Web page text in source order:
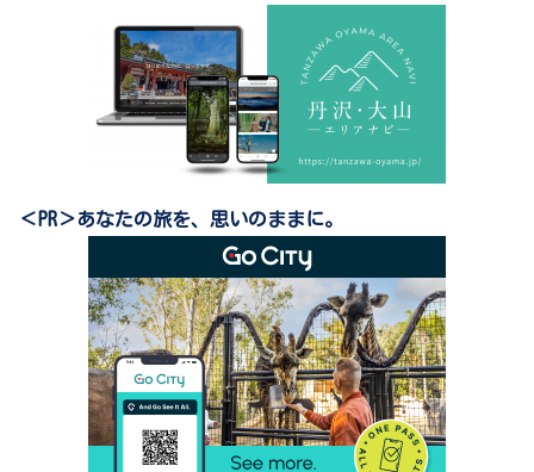
＜PR＞あなたの旅を、思いのままに。